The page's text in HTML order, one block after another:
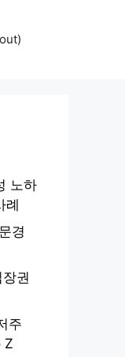
노하
례
경
권
주
Z